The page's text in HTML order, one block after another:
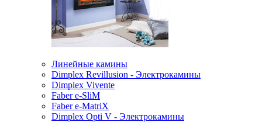
Линейные камины
Dimplex Revillusion - Электрокамины
Dimplex Vivente
Faber e-SliM
Faber e-MatriX
Dimplex Opti V - Электрокамины